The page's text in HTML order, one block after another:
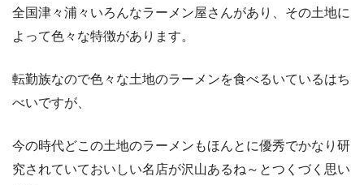
全国津々浦々いろんなラーメン屋さんがあり、その土地に
よって色々な特徴があります。
転勤族なので色々な土地のラーメンを食べるいているはち
べいですが、
今の時代どこの土地のラーメンもほんとに優秀でかなり研
究されていておいしい名店が沢山あるね～とつくづく思い